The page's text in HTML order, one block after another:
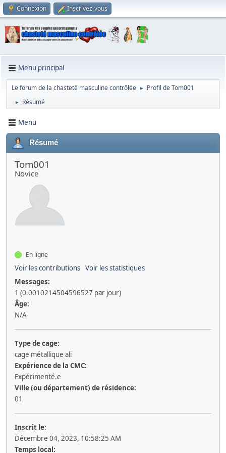
Connexion Inscrivez-vous
Menu principal
Le forum de la chasteté masculine contrôlée ► Profil de Tom001
► Résumé
Menu
Résumé
Tom001
Novice
En ligne
Voir les contributions Voir les statistiques
Messages:
1 (0.0010214504596527 par jour)
Âge:
N/A
Type de cage:
cage métallique ali
Expérience de la CMC:
Expérimenté.e
Ville (ou département) de résidence:
01
Inscrit le:
Décembre 04, 2023, 10:58:25 AM
Temps local: